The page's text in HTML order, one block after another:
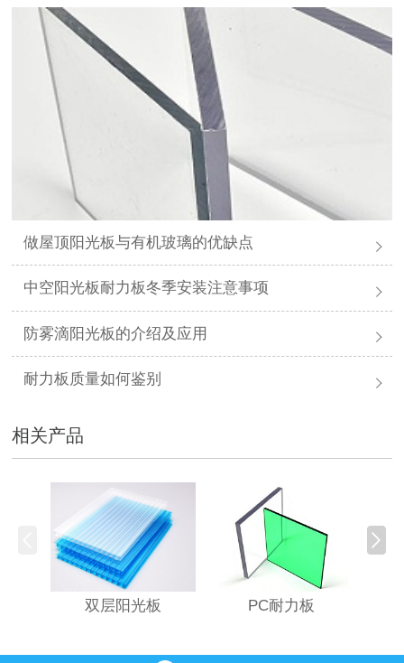
做屋顶阳光板与有机玻璃的优缺点
中空阳光板耐力板冬季安装注意事项
防雾滴阳光板的介绍及应用
耐力板质量如何鉴别
相关产品
双层阳光板 PC耐力板